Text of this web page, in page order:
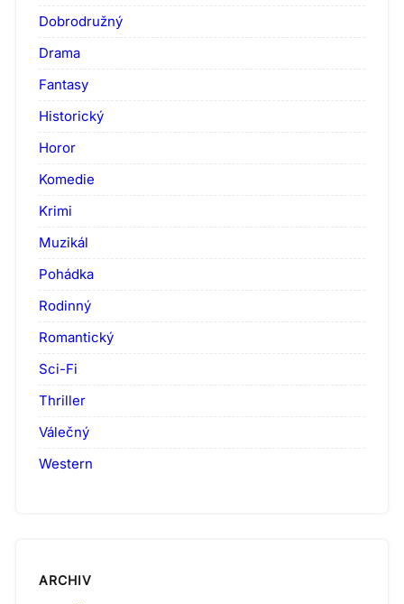
Dobrodružný
Drama
Fantasy
Historický
Horor
Komedie
Krimi
Muzikál
Pohádka
Rodinný
Romantický
Sci-Fi
Thriller
Válečný
Western
ARCHIV